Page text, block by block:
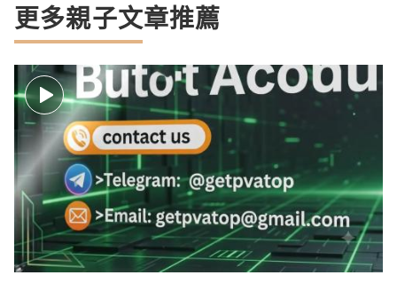
更多親子文章推薦